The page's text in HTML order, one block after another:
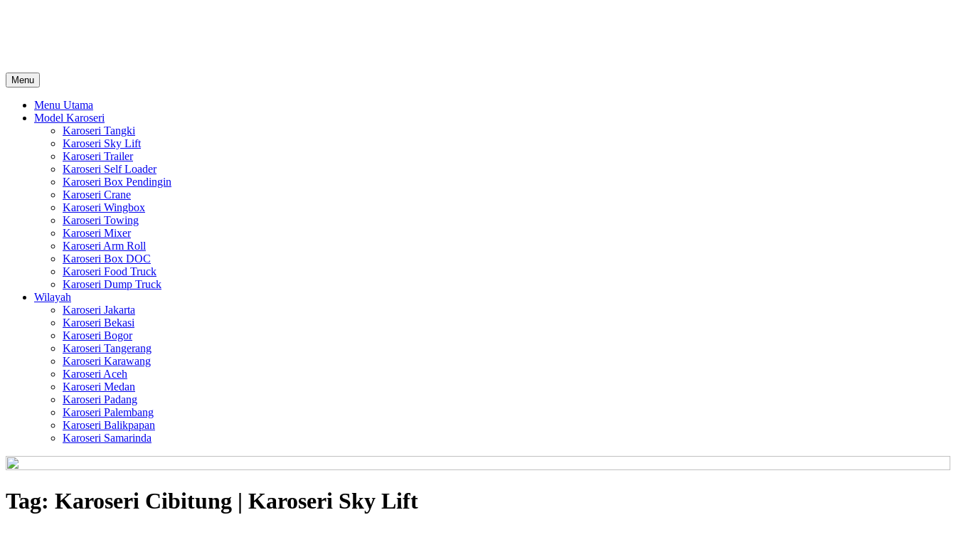
Menu
Menu Utama
Model Karoseri
Karoseri Tangki
Karoseri Sky Lift
Karoseri Trailer
Karoseri Self Loader
Karoseri Box Pendingin
Karoseri Crane
Karoseri Wingbox
Karoseri Towing
Karoseri Mixer
Karoseri Arm Roll
Karoseri Box DOC
Karoseri Food Truck
Karoseri Dump Truck
Wilayah
Karoseri Jakarta
Karoseri Bekasi
Karoseri Bogor
Karoseri Tangerang
Karoseri Karawang
Karoseri Aceh
Karoseri Medan
Karoseri Padang
Karoseri Palembang
Karoseri Balikpapan
Karoseri Samarinda
Tag: Karoseri Cibitung | Karoseri Sky Lift